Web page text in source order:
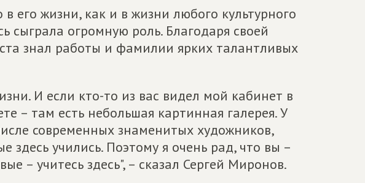
его жизни, как и в жизни любого культурного
сыграла огромную роль. Благодаря своей
знал работы и фамилии ярких талантливых
И если кто-то из вас видел мой кабинет в
– там есть небольшая картинная галерея. У
современных знаменитых художников,
здесь учились. Поэтому я очень рад, что вы –
– учитесь здесь", – сказал Сергей Миронов.